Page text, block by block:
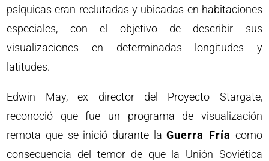
psíquicas eran reclutadas y ubicadas en habitaciones
especiales, con el objetivo de describir sus
visualizaciones en determinadas longitudes y
latitudes.
Edwin May, ex director del Proyecto Stargate,
reconoció que fue un programa de visualización
remota que se inició durante laGuerra Fría como
consecuencia del temor de que la Unión Soviética